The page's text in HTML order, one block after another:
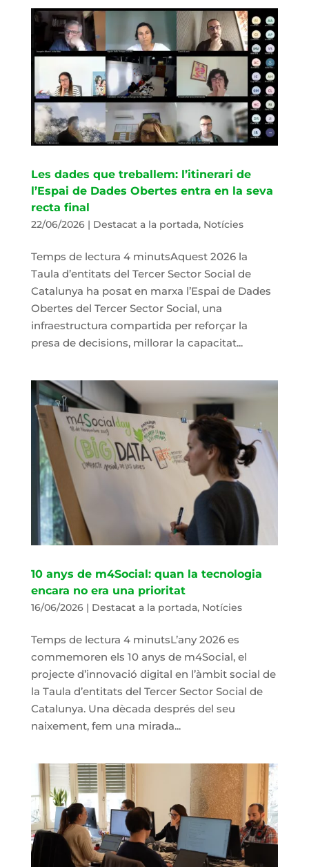
Les dades que treballem: l’itinerari de
l’Espai de Dades Obertes entra en la seva
recta final
22/06/2026| Destacat a la portada, Notícies
Temps de lectura 4 minutsAquest 2026 la
Taula d’entitats del Tercer Sector Social de
Catalunya ha posat en marxa l’Espai de Dades
Obertes del Tercer Sector Social, una
infraestructura compartida per reforçar la
presa de decisions, millorar la capacitat...
10 anys de m4Social: quan la tecnologia
encara no era una prioritat
16/06/2026| Destacat a la portada, Notícies
Temps de lectura 4 minutsL’any 2026 es
commemoren els 10 anys de m4Social, el
projecte d’innovació digital en l’àmbit social de
la Taula d’entitats del Tercer Sector Social de
Catalunya. Una dècada després del seu
naixement, fem una mirada...